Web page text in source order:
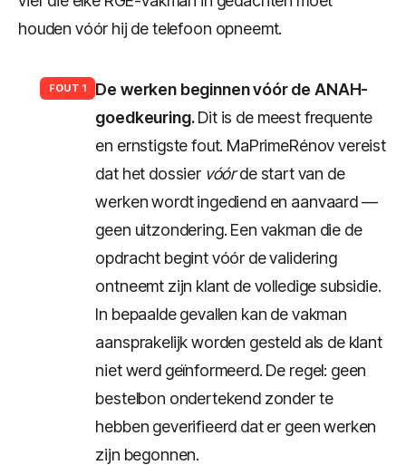
houden vóór hij de telefoon opneemt.
FOUT 1
De werken beginnen vóór de ANAH-
goedkeuring.Dit is de meest frequente
en ernstigste fout. MaPrimeRénov vereist
dat het dossier vóórde start van de
werken wordt ingediend en aanvaard —
geen uitzondering. Een vakman die de
opdracht begint vóór de validering
ontneemt zijn klant de volledige subsidie.
In bepaalde gevallen kan de vakman
aansprakelijk worden gesteld als de klant
niet werd geïnformeerd. De regel: geen
bestelbon ondertekend zonder te
hebben geverifieerd dat er geen werken
zijn begonnen.